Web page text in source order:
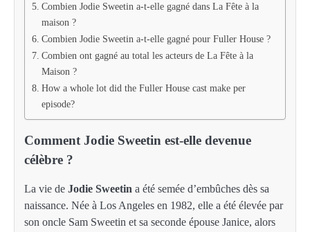
Combien Jodie Sweetin a-t-elle gagné dans La Fête à la
maison ?
Combien Jodie Sweetin a-t-elle gagné pour Fuller House ?
Combien ont gagné au total les acteurs de La Fête à la
Maison ?
How a whole lot did the Fuller House cast make per
episode?
Comment Jodie Sweetin est-elle devenue
célèbre ?
La vie de Jodie Sweetin a été semée d’embûches dès sa
naissance. Née à Los Angeles en 1982, elle a été élevée par
son oncle Sam Sweetin et sa seconde épouse Janice, alors